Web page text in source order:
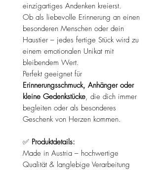
einzigartiges Andenken kreierst.
Ob als liebevolle Erinnerung an einen
besonderen Menschen oder dein
Haustier – jedes fertige Stück wird zu
einem emotionalen Unikat mit
bleibendem Wert.
Perfekt geeignet für
Erinnerungsschmuck, Anhänger oder
kleine Gedenkstücke, die dich immer
begleiten oder als besonderes
Geschenk von Herzen kommen.
✅ Produktdetails:
Made in Austria – hochwertige
Qualität & langlebige Verarbeitung